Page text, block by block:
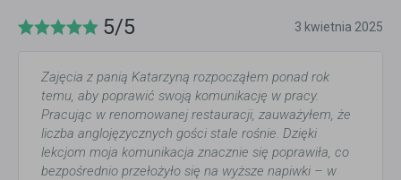
5/5 3 kwietnia 2025
Zajęcia z panią Katarzyną rozpocząłem ponad rok
temu, aby poprawić swoją komunikację w pracy.
Pracując w renomowanej restauracji, zauważyłem, że
liczba anglojęzycznych gości stale rośnie. Dzięki
lekcjom moja komunikacja znacznie się poprawiła, co
bezpośrednio przełożyło się na wyższe napiwki – w